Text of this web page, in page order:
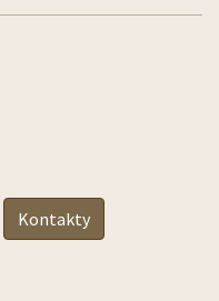
Kontakty